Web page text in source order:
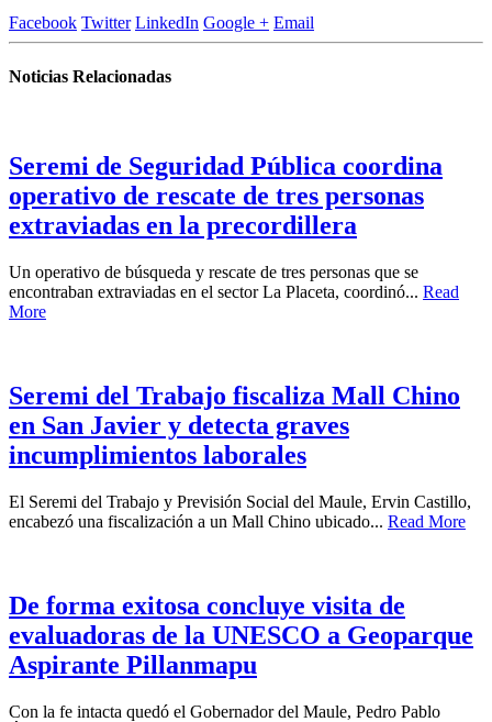
Facebook Twitter LinkedIn Google + Email
Noticias Relacionadas
Seremi de Seguridad Pública coordina
operativo de rescate de tres personas
extraviadas en la precordillera
Un operativo de búsqueda y rescate de tres personas que se
encontraban extraviadas en el sector La Placeta, coordinó... Read
More
Seremi del Trabajo fiscaliza Mall Chino
en San Javier y detecta graves
incumplimientos laborales
El Seremi del Trabajo y Previsión Social del Maule, Ervin Castillo,
encabezó una fiscalización a un Mall Chino ubicado... Read More
De forma exitosa concluye visita de
evaluadoras de la UNESCO a Geoparque
Aspirante Pillanmapu
Con la fe intacta quedó el Gobernador del Maule, Pedro Pablo